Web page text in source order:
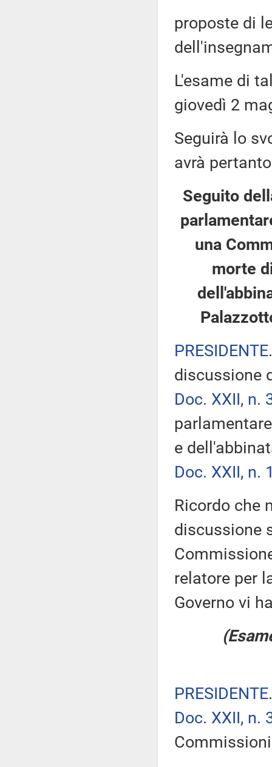
proposte di
L'esame di
giovedì 2
Seguirà lo
avrà
Seguito
una
morte
PRESIDENTE
discussione
Doc. XXII, n.
e
Doc. XXII, n.
Ricordo che
discussione
relatore per
Governo vi
PRESIDENTE
Doc. XXII, n.